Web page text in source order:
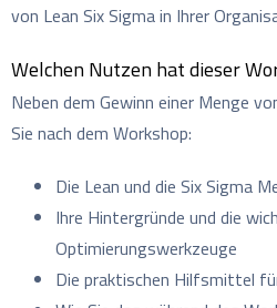
von Lean Six Sigma in Ihrer
Welchen Nutzen hat dieser
Neben dem Gewinn einer Menge
Sie nach dem Workshop:
Die Lean und die Six Sigma
Ihre Hintergründe und die
Optimierungswerkzeuge
Die praktischen Hilfsmittel